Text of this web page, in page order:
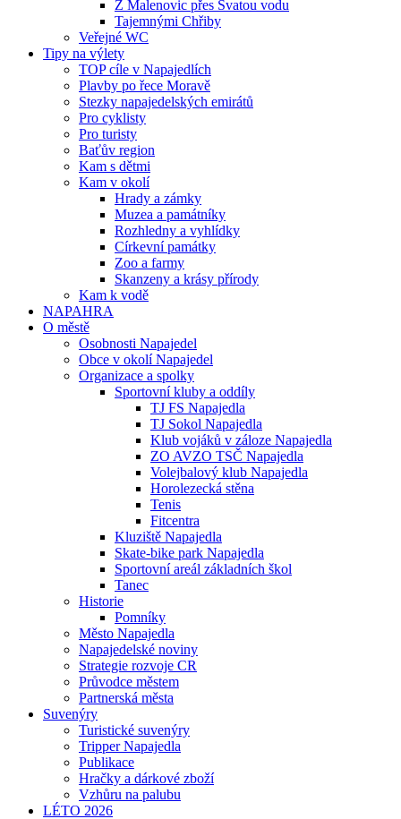
Z Malenovic přes Svatou vodu
Tajemnými Chřiby
Veřejné WC
Tipy na výlety
TOP cíle v Napajedlích
Plavby po řece Moravě
Stezky napajedelských emirátů
Pro cyklisty
Pro turisty
Baťův region
Kam s dětmi
Kam v okolí
Hrady a zámky
Muzea a památníky
Rozhledny a vyhlídky
Církevní památky
Zoo a farmy
Skanzeny a krásy přírody
Kam k vodě
NAPAHRA
O městě
Osobnosti Napajedel
Obce v okolí Napajedel
Organizace a spolky
Sportovní kluby a oddíly
TJ FS Napajedla
TJ Sokol Napajedla
Klub vojáků v záloze Napajedla
ZO AVZO TSČ Napajedla
Volejbalový klub Napajedla
Horolezecká stěna
Tenis
Fitcentra
Kluziště Napajedla
Skate-bike park Napajedla
Sportovní areál základních škol
Tanec
Historie
Pomníky
Město Napajedla
Napajedelské noviny
Strategie rozvoje CR
Průvodce městem
Partnerská města
Suvenýry
Turistické suvenýry
Tripper Napajedla
Publikace
Hračky a dárkové zboží
Vzhůru na palubu
LÉTO 2026